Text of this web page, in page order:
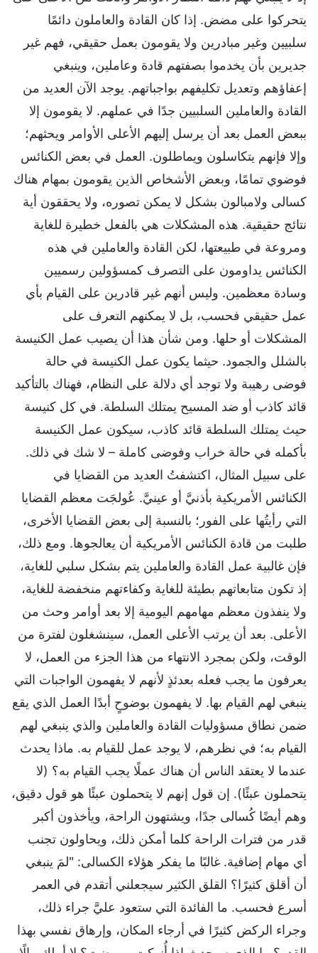
يتحركوا على مضض. إذا كان القادة والعاملون دائمًا
سلبيين وغير مبادرين ولا يقومون بعمل حقيقي، فهم غير
جديرين بأن يخدموا بصفتهم قادة وعاملين، وينبغي
إعفاؤهم وتعديل تكليفهم بواجباتهم. يوجد الآن العديد من
القادة والعاملين السلبيين جدًا في عملهم. لا يقومون إلا
ببعض العمل بعد أن يرسل إليهم الأعلى الأوامر ويحثهم؛
وإلا فإنهم يتكاسلون ويماطلون. العمل في بعض الكنائس
فوضوي تمامًا، وبعض الأشخاص الذين يقومون بمهام هناك
كسالى ولامبالون بشكل لا يمكن تصوره، ولا يحققون أية
نتائج حقيقية. هذه المشكلات هي بالفعل خطيرة للغاية
ومروعة في طبيعتها، لكن القادة والعاملين في هذه
الكنائس يداومون على التصرف كمسؤولين رسميين
وسادة معظمين. وليس أنهم غير قادرين على القيام بأي
عمل حقيقي فحسب، بل لا يمكنهم التعرف على
المشكلات أو حلها. ومن شأن هذا أن يصيب عمل الكنيسة
بالشلل والجمود. حيثما يكون عمل الكنيسة في حالة
فوضى رهيبة ولا توجد أي دلالة على النظام، فهناك بالتأكيد
قائد كاذب أو ضد المسيح يمتلك السلطة. في كل كنيسة
حيث يمتلك السلطة قائد كاذب، سيكون عمل الكنيسة
بأكمله في حالة خراب وفوضى كاملة – لا شك في ذلك.
على سبيل المثال، اكتشفتُ العديد من القضايا في
الكنائس الأمريكية بأذنيَّ أو عينيَّ. عُولجَت معظم القضايا
التي رأيتُها على الفور؛ بالنسبة إلى بعض القضايا الأخرى،
طلبت من قادة الكنائس الأمريكية أن يعالجوها. ومع ذلك،
فإن غالبية عمل القادة والعاملين يتم بشكل سلبي للغاية،
إذ تكون متابعاتهم بطيئة للغاية وكفاءتهم منخفضة للغاية،
ولا ينفذون معظم مهامهم اليومية إلا بعد أوامر وحث من
الأعلى. بعد أن يرتب الأعلى العمل، سينشغلون لفترة من
الوقت، ولكن بمجرد الانتهاء من هذا الجزء من العمل، لا
يعرفون ما يجب فعله بعدئذٍ لأنهم لا يفهمون الواجبات التي
ينبغي لهم القيام بها. لا يفهمون بوضوحٍ أبدًا العمل الذي يقع
ضمن نطاق مسؤوليات القادة والعاملين والذي ينبغي لهم
القيام به؛ في نظرهم، لا يوجد عمل للقيام به. ماذا يحدث
عندما لا يعتقد الناس أن هناك عملًا يجب القيام به؟ (لا
يتحملون عبئًا). إن قول إنهم لا يتحملون عبئًا هو قول دقيق،
وهم أيضًا كُسالى جدًا، ويشتهون الراحة، ويأخذون أكبر
قدر من فترات الراحة كلما أمكن ذلك، ويحاولون تجنب
أي مهام إضافية. غالبًا ما يفكر هؤلاء الكسالى: "لمَ ينبغي
أن أقلق كثيرًا؟ القلق الكثير سيجعلني أتقدم في العمر
أسرع فحسب. ما الفائدة التي ستعود عليَّ جراء ذلك،
وجراء الركض كثيرًا في أرجاء المكان، وإرهاق نفسي بهذا